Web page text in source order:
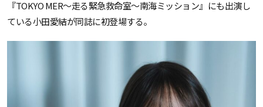
『TOKYO MER～走る緊急救命室～南海ミッション』にも出演し
ている小田愛結が同誌に初登場する。